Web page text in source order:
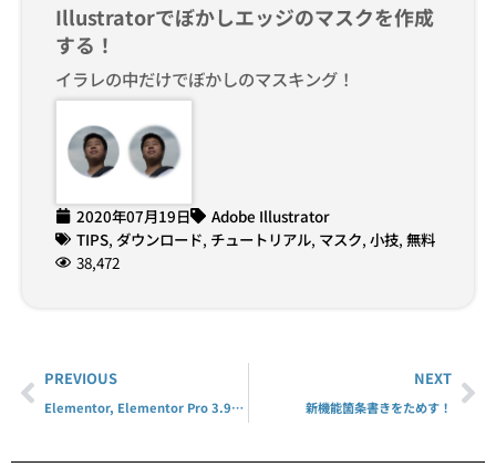
Illustratorでぼかしエッジのマスクを作成
する！
イラレの中だけでぼかしのマスキング！
2020年07月19日
Adobe Illustrator
TIPS, ダウンロード, チュートリアル, マスク, 小技, 無料
38,472
PREVIOUS
Elementor, Elementor Pro 3.9.1にアップデート
NEXT
新機能箇条書きをためす！